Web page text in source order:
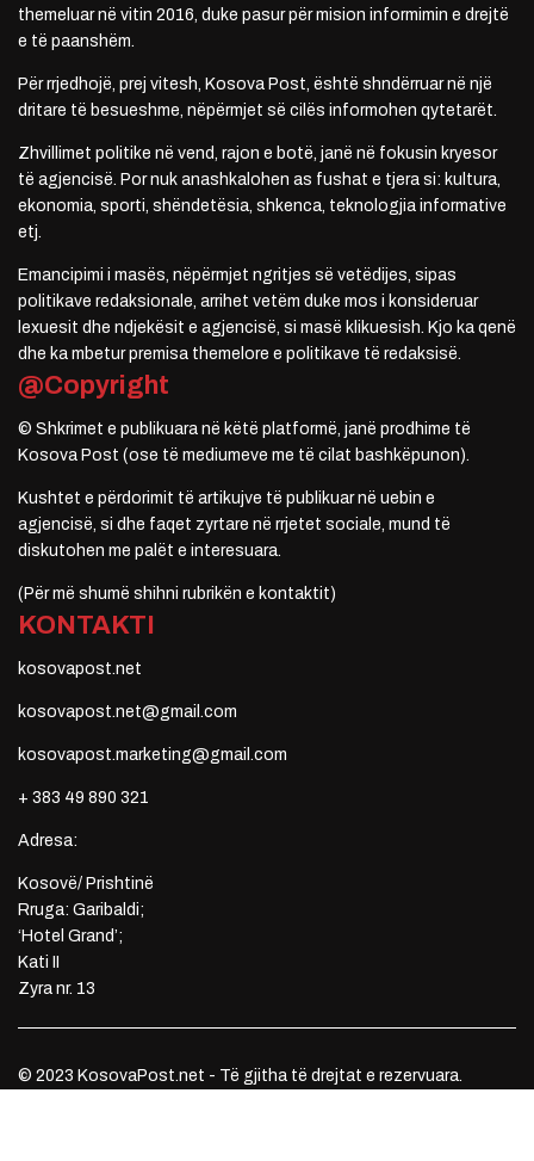
themeluar në vitin 2016, duke pasur për mision informimin e drejtë
e të paanshëm.
Për rrjedhojë, prej vitesh, Kosova Post, është shndërruar në një
dritare të besueshme, nëpërmjet së cilës informohen qytetarët.
Zhvillimet politike në vend, rajon e botë, janë në fokusin kryesor
të agjencisë. Por nuk anashkalohen as fushat e tjera si: kultura,
ekonomia, sporti, shëndetësia, shkenca, teknologjia informative
etj.
Emancipimi i masës, nëpërmjet ngritjes së vetëdijes, sipas
politikave redaksionale, arrihet vetëm duke mos i konsideruar
lexuesit dhe ndjekësit e agjencisë, si masë klikuesish. Kjo ka qenë
dhe ka mbetur premisa themelore e politikave të redaksisë.
@Copyright
© Shkrimet e publikuara në këtë platformë, janë prodhime të
Kosova Post (ose të mediumeve me të cilat bashkëpunon).
Kushtet e përdorimit të artikujve të publikuar në uebin e
agjencisë, si dhe faqet zyrtare në rrjetet sociale, mund të
diskutohen me palët e interesuara.
(Për më shumë shihni rubrikën e kontaktit)
KONTAKTI
kosovapost.net
kosovapost.net@gmail.com
kosovapost.marketing@gmail.com
+ 383 49 890 321
Adresa:
Kosovë/ Prishtinë
Rruga: Garibaldi;
‘Hotel Grand’;
Kati II
Zyra nr. 13
© 2023 KosovaPost.net - Të gjitha të drejtat e rezervuara.